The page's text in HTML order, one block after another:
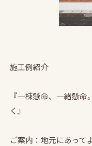
施工例紹介
『一棟懸命、一緒懸
く』
ご案内：地元にあって